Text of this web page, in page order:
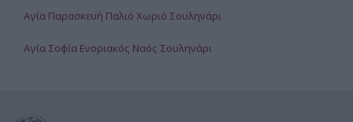
Αγία Παρασκευή Παλιό Χωριό Σουληνάρι
Αγία Σοφία Ενοριακός Ναός Σουληνάρι